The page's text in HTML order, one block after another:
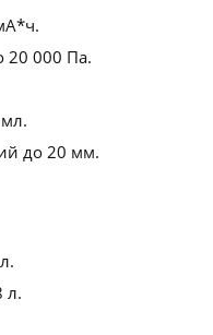
20 000 Па.
до 20 мм.
л.